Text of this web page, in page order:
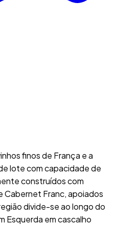
finos de França e a
lote com capacidade de
construídos com
Cabernet Franc, apoiados
divide-se ao longo do
Esquerda em cascalho